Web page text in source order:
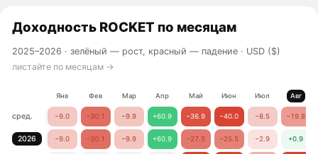
Доходность ROCKET по месяцам
2025–2026 ·зелёный — рост, красный — падение · USD ($)
листайте по месяцам →
Янв Фев Мар Апр Май Июн Июл Авг
сред. −9.0 −30.1 −9.9 +60.9 −36.9 −40.0 −8.5 −19.8
2026 −9.0 −30.1 −9.9 +60.9 −27.5 −25.5 −2.9 +0.9